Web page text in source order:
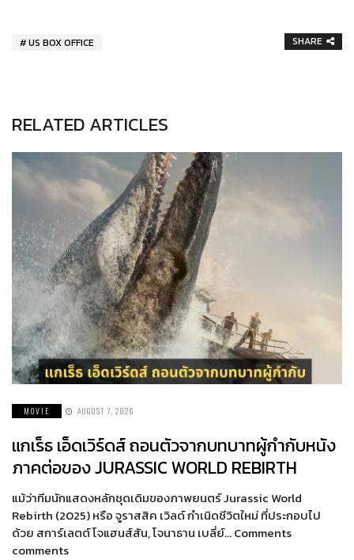
US BOX OFFICE SHARE
RELATED ARTICLES
MOVIE AUGUST 7, 2026
แกเร็ธ เอ็ดเวิร์ดส์ ถอนตัวจากบทบาทผู้กำกับหนัง
ภาคต่อของ JURASSIC WORLD REBIRTH
แม้ว่าทีมนักแสดงหลักชุดเดิมของภาพยนตร์ Jurassic World
Rebirth (2025) หรือ จูราสสิค เวิลด์ กำเนิดชีวิตใหม่ ที่ประกอบไป
ด้วย สการ์เลตต์ โจแฮนส์สัน, โจนาธาน เบลี่ย์… Comments
comments